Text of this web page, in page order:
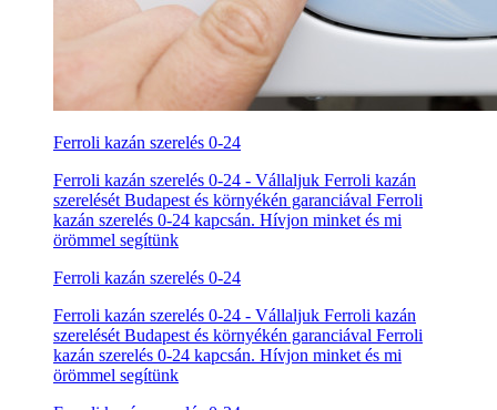
Ferroli kazán szerelés 0-24
Ferroli kazán szerelés 0-24 - Vállaljuk Ferroli kazán
szerelését Budapest és környékén garanciával Ferroli
kazán szerelés 0-24 kapcsán. Hívjon minket és mi
örömmel segítünk
Ferroli kazán szerelés 0-24
Ferroli kazán szerelés 0-24 - Vállaljuk Ferroli kazán
szerelését Budapest és környékén garanciával Ferroli
kazán szerelés 0-24 kapcsán. Hívjon minket és mi
örömmel segítünk